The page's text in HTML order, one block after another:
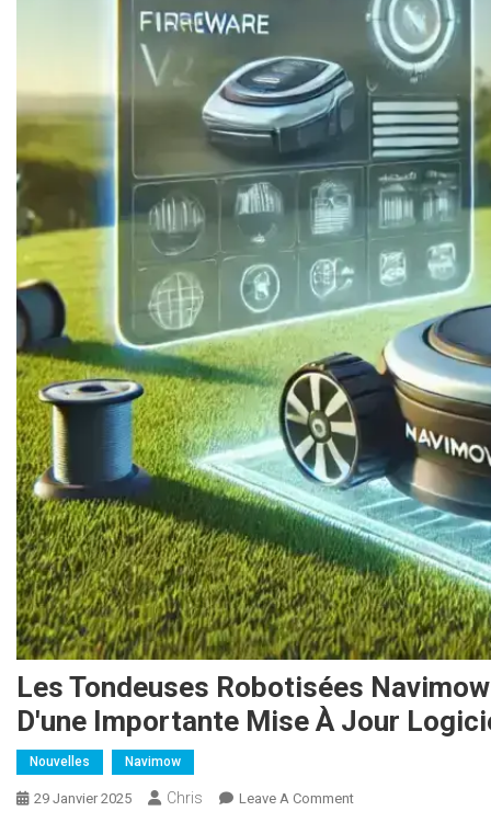
Les Tondeuses Robotisées
D'une Importante Mise À Jour
Nouvelles Navimow
29 Janvier 2025 Chris Leave A Comment